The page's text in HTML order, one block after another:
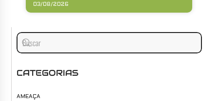
03/08/2026
CATEGORIAS
AMEAÇA